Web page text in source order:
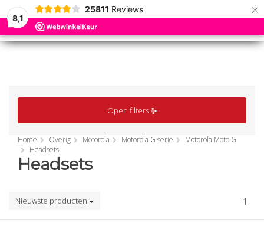
8,1
25811 Reviews ×
MENU
MENU
Open filters
Home Overig Motorola Motorola G serie
Motorola Moto G
Headsets
Headsets
Nieuwste producten 1